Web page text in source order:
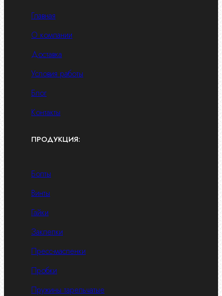
Главная
О компании
Доставка
Условия работы
Блог
Контакты
ПРОДУКЦИЯ:
Болты
Винты
Гайки
Заклепки
Пресс-масленки
Пробки
Пружины тарельчатые